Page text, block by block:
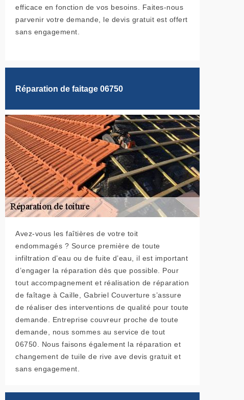
efficace en fonction de vos besoins. Faites-nous
parvenir votre demande, le devis gratuit est offert
sans engagement.
Réparation de faitage 06750
Avez-vous les faîtières de votre toit
endommagés ? Source première de toute
infiltration d’eau ou de fuite d’eau, il est important
d’engager la réparation dès que possible. Pour
tout accompagnement et réalisation de réparation
de faîtage à Caille, Gabriel Couverture s’assure
de réaliser des interventions de qualité pour toute
demande. Entreprise couvreur proche de toute
demande, nous sommes au service de tout
06750. Nous faisons également la réparation et
changement de tuile de rive ave devis gratuit et
sans engagement.